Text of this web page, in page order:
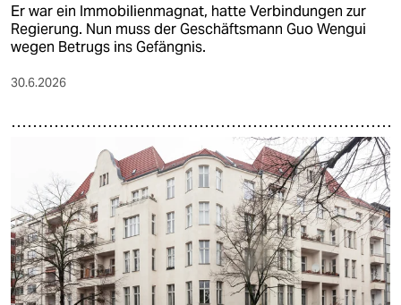
Er war ein Immobilienmagnat, hatte Verbindungen zur
Regierung. Nun muss der Geschäftsmann Guo Wengui
wegen Betrugs ins Gefängnis.
30.6.2026